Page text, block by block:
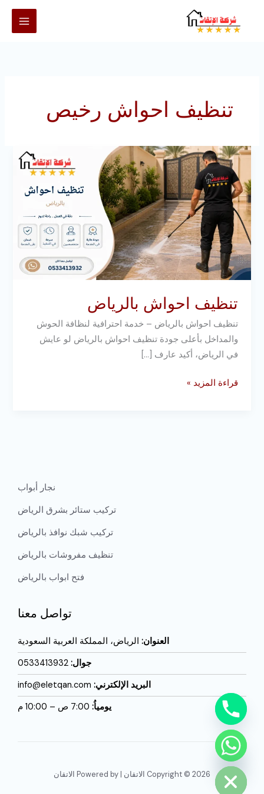
تنظيف احواش رخيص
تنظيف احواش بالرياض
تنظيف احواش بالرياض – خدمة احترافية لنظافة الحوش
والمداخل بأعلى جودة تنظيف احواش بالرياض لو عايش
في الرياض، أكيد عارف […]
تنظيف
احواش
بالرياض
قراءة المزيد »
نجار أبواب
تركيب ستائر بشرق الرياض
تركيب شبك نوافذ بالرياض
تنظيف مفروشات بالرياض
فتح ابواب بالرياض
تواصل معنا
العنوان: الرياض، المملكة العربية السعودية
جوال: 0533413932
البريد الإلكترني:
يومياُ:
Copyright © 2026 الاتقان | Powered by الاتقان
HIDE
CHATY